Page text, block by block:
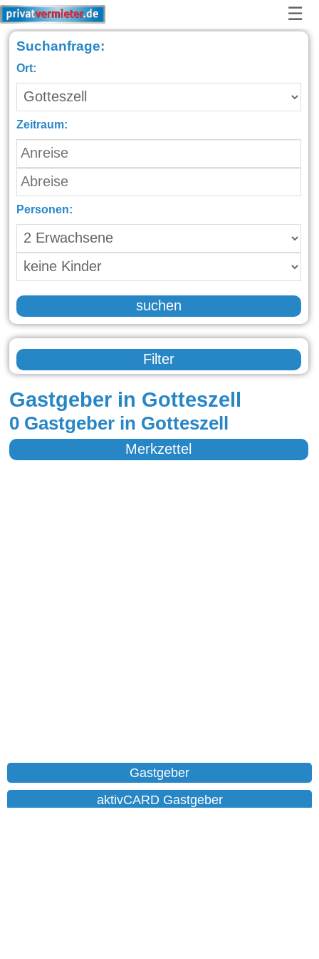
☰
Suchanfrage:
Ort:
Zeitraum:
Personen:
suchen
Filter
Gastgeber in Gotteszell
0 Gastgeber in Gotteszell
Merkzettel
Gastgeber
aktivCARD Gastgeber